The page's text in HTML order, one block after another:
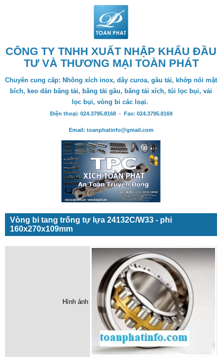
CÔNG TY TNHH XUẤT NHẬP KHẨU ĐẦU
TƯ VÀ THƯƠNG MẠI TOÀN PHÁT
Chuyên cung cấp: Nhông xích inox, dây curoa, gầu tải, khớp nối mặt
bích, keo dán băng tải, băng tải gầu, băng tải xích, túi lọc bụi, vải
lọc bụi, vòng bi các loại.
Điện thoại: 024.3795.8168 - Fax: 024.3795.8169
Email: toanphatinfo@gmail.com
Vòng bi tang trống tự lựa 24132C/W33 - phi
160x270x109mm
Hình ảnh